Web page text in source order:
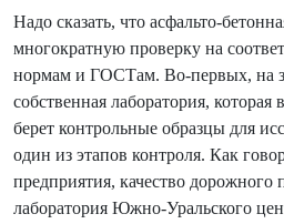
Надо сказать, что асфальто-
многократную проверку на
нормам и ГОСТам. Во-первых, на
собственная лаборатория,
берет контрольные образцы для
один из этапов контроля. Как
предприятия, качество дорожного
лаборатория Южно-Уральского